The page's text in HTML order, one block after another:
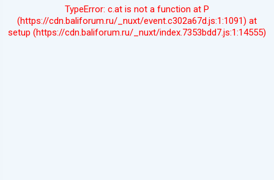
TypeError: c.at is not a function at P
(https://cdn.baliforum.ru/_nuxt/event.c302a67d.js:1:1091) at
setup (https://cdn.baliforum.ru/_nuxt/index.7353bdd7.js:1:14555)